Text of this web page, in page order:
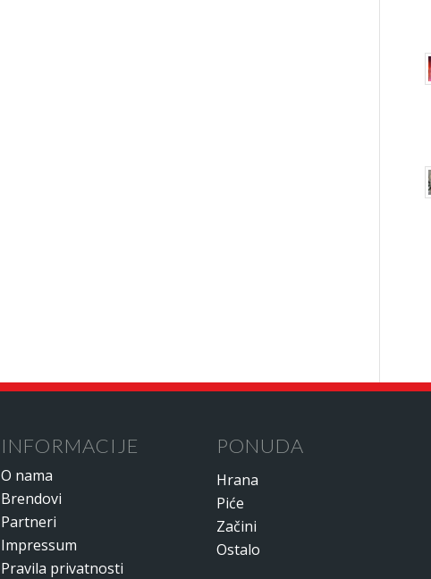
INFORMACIJE
O nama
Brendovi
Partneri
Impressum
Pravila privatnosti
PONUDA
Hrana
Piće
Začini
Ostalo